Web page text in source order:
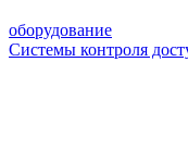
оборудование
Системы контроля